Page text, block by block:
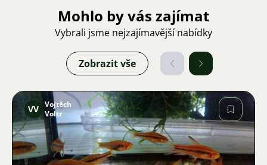
Mohlo by vás zajímat
Vybrali jsme nejzajímavější nabídky
Zobrazit vše
Obrázek
VV Vojtěch
Voltr